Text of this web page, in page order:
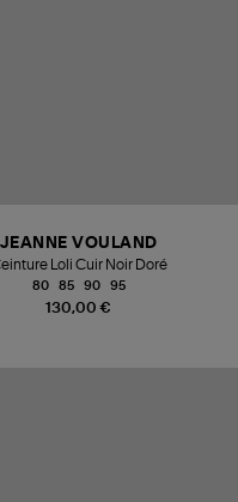
130,00 €
JEANNE VOULAND
Loli Cuir Noir Doré
80 85 90 95